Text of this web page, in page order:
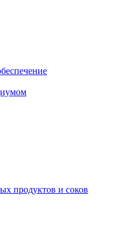
продуктов и соков